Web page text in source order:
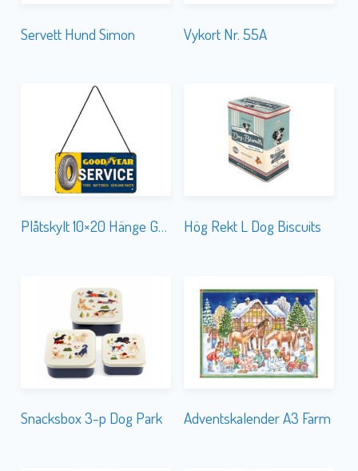
Servett Hund Simon Vykort Nr. 55A
Plåtskylt 10×20 Hänge Goodyear Service Hög Rekt L Dog Biscuits
Snacksbox 3-p Dog Park Adventskalender A3 Farm